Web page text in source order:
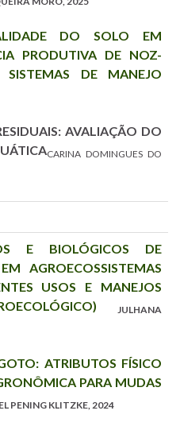
DO SOLO EM
PRODUTIVA DE NOZ-
SISTEMAS DE MANEJO
AVALIAÇÃO DO
CARINA DOMINGUES DO
E BIOLÓGICOS DE
AGROECOSSISTEMAS
USOS E MANEJOS
JULHANA
ATRIBUTOS FÍSICO
PARA MUDAS
PENING KLITZKE, 2024